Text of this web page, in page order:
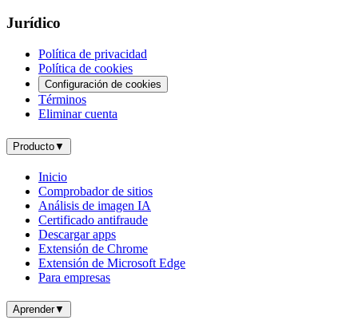
Jurídico
Política de privacidad
Política de cookies
Configuración de cookies
Términos
Eliminar cuenta
Producto▼
Inicio
Comprobador de sitios
Análisis de imagen IA
Certificado antifraude
Descargar apps
Extensión de Chrome
Extensión de Microsoft Edge
Para empresas
Aprender▼